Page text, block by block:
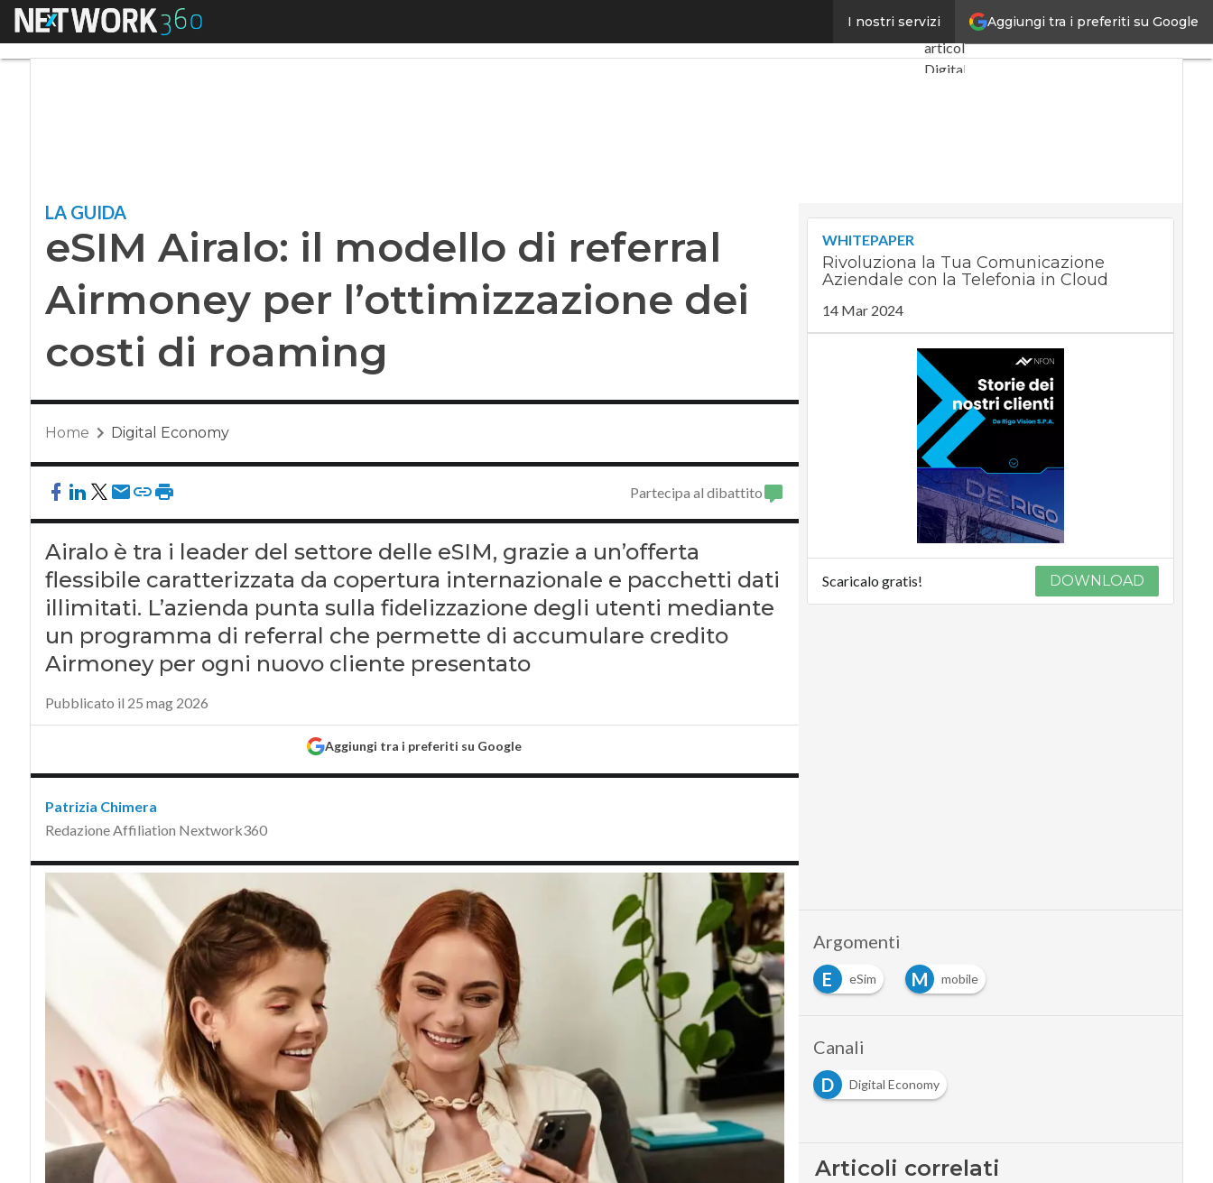
Aggiungi tra i preferiti su Google
I nostri servizi
Menu eSIM Airalo: il modello di referral Airmoney per l’ottimizzazione dei costi di roamingUltimi
articoli
Digital
Digitale
economy
Intelligenza
Videointerviste
Le
Guide di
CorCom
Podcast
Privacy
LA GUIDA
eSIM Airalo: il modello di referral
Airmoney per l’ottimizzazione dei
costi di roaming
Home Digital Economy
Partecipa al dibattito
Airalo è tra i leader del settore delle eSIM, grazie a un’offerta
flessibile caratterizzata da copertura internazionale e pacchetti dati
illimitati. L’azienda punta sulla fidelizzazione degli utenti mediante
un programma di referral che permette di accumulare credito
Airmoney per ogni nuovo cliente presentato
Pubblicato il 25 mag 2026
Aggiungi tra i preferiti su Google
Patrizia Chimera
Redazione Affiliation Nextwork360
WHITEPAPER
Rivoluziona la Tua Comunicazione
Aziendale con la Telefonia in Cloud
14 Mar 2024
Scaricalo gratis! DOWNLOAD
Argomenti
E
eSim M mobile
Canali
D
Digital Economy
Articoli correlati